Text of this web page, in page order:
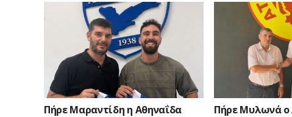
Πήρε Μαραντίδη η Αθηναΐδα Πήρε Μυλωνά ο